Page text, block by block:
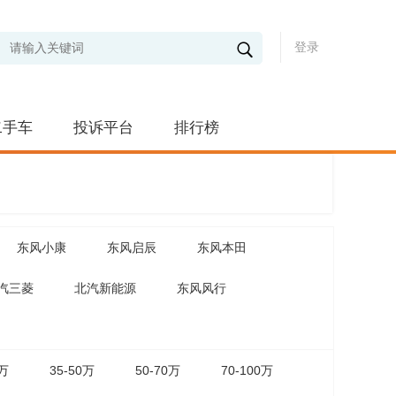
登录
车 投诉平台 排行榜
东风小康 东风启辰 东风本田
三菱 北汽新能源 东风风行
35-50万 50-70万 70-100万